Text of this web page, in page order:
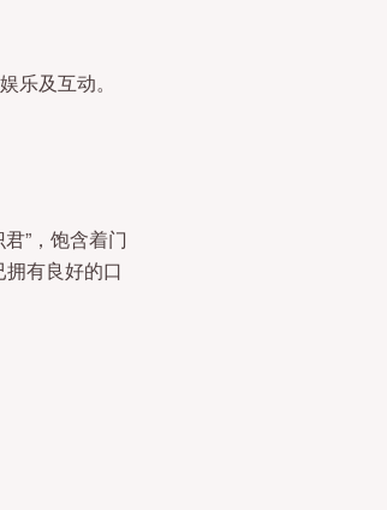
乐及互动。
”，饱含着门
有良好的口